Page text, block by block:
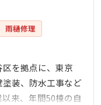
雨樋修理
を拠点に、東京
装、防水工事など
来、年間50棟の自